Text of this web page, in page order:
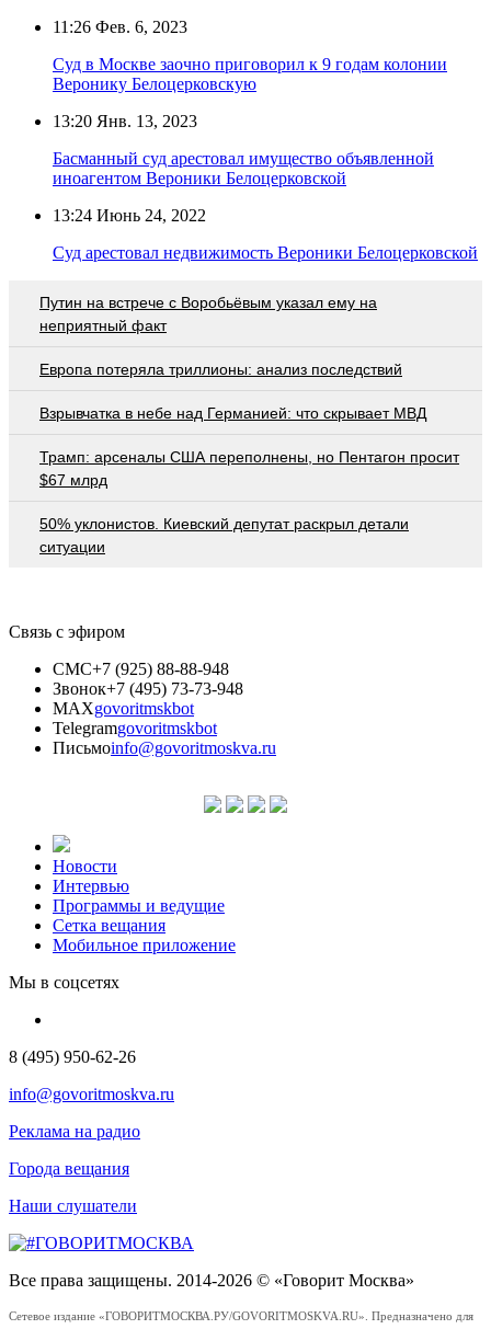
11:26 Фев. 6, 2023
Суд в Москве заочно приговорил к 9 годам колонии
Веронику Белоцерковскую
13:20 Янв. 13, 2023
Басманный суд арестовал имущество объявленной
иноагентом Вероники Белоцерковской
13:24 Июнь 24, 2022
Суд арестовал недвижимость Вероники Белоцерковской
Путин на встрече с Воробьёвым указал ему на
неприятный факт
Европа потеряла триллионы: анализ последствий
Взрывчатка в небе над Германией: что скрывает МВД
Трамп: арсеналы США переполнены, но Пентагон просит
$67 млрд
50% уклонистов. Киевский депутат раскрыл детали
ситуации
Связь с эфиром
СМС+7 (925) 88-88-948
Звонок+7 (495) 73-73-948
MAXgovoritmskbot
Telegramgovoritmskbot
Письмоinfo@govoritmoskva.ru
Новости
Интервью
Программы и ведущие
Сетка вещания
Мобильное приложение
Мы в соцсетях
8 (495) 950-62-26
info@govoritmoskva.ru
Реклама на радио
Города вещания
Наши слушатели
Все права защищены. 2014-2026 © «Говорит Москва»
Сетевое издание «ГОВОРИТМОСКВА.РУ/GOVORITMOSKVA.RU». Предназначено для